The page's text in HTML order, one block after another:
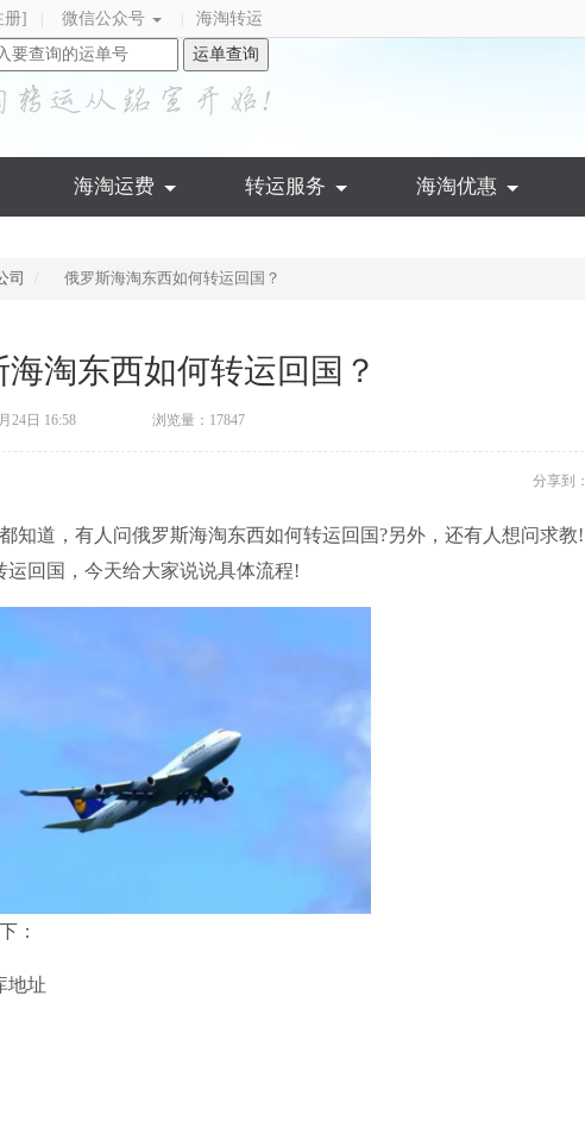
册] 微信公众号 海淘转运
运单查询
海淘运费 转运服务 海淘优惠
司 俄罗斯海淘东西如何转运回国？
海淘东西如何转运回国？
24日 16:58 浏览量：17847
分享到：
知道，有人问俄罗斯海淘东西如何转运回国?另外，还有人想问求教!
回国，今天给大家说说具体流程!
：
地址